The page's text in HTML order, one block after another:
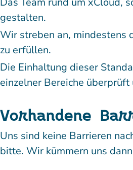
gestalten.
Wir streben an, mindestens
zu erfüllen.
Die Einhaltung dieser
einzelner Bereiche
Vorhandene
Uns sind keine Barrieren
bitte. Wir kümmern uns